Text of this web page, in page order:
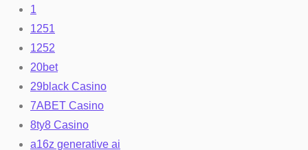
1
1251
1252
20bet
29black Casino
7ABET Casino
8ty8 Casino
a16z generative ai